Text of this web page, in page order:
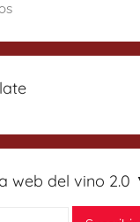
web del vino 2.0